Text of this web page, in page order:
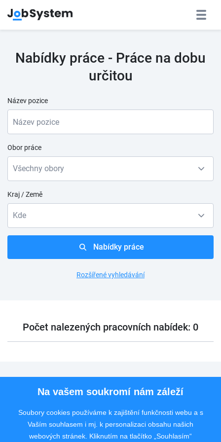
Nabídky práce - Práce na dobu
určitou
Název pozice
Obor práce
Všechny obory
Kraj / Země
Kde
Nabídky práce
Rozšířené vyhledávání
Počet nalezených pracovních nabídek: 0
Pro uchazeče
Rychlý kontakt
Na vašem soukromí nám záleží
Soubory cookies používáme k zajištění funkčnosti webu a s
Vaším souhlasem i mj. k personalizaci obsahu našich
webových stránek. Kliknutím na tlačítko „Souhlasím“